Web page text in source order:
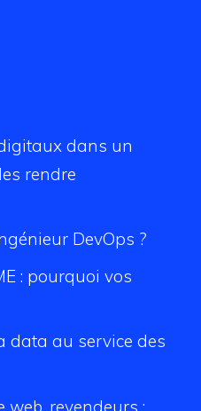
dans un
rendre
DevOps ?
: pourquoi vos
data au service des
revendeurs :